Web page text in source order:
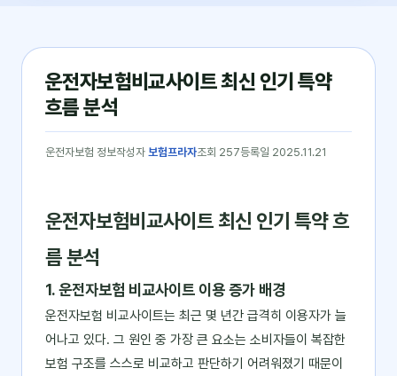
운전자보험비교사이트 최신 인기 특약
흐름 분석
운전자보험 정보작성자 보험프라자조회 257등록일 2025.11.21
운전자보험비교사이트 최신 인기 특약 흐
름 분석
1. 운전자보험 비교사이트 이용 증가 배경
운전자보험 비교사이트는 최근 몇 년간 급격히 이용자가 늘
어나고 있다. 그 원인 중 가장 큰 요소는 소비자들이 복잡한
보험 구조를 스스로 비교하고 판단하기 어려워졌기 때문이